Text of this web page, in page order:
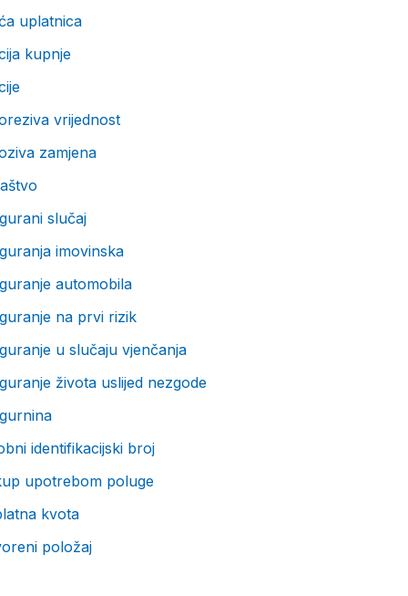
uplatnica
kupnje
vrijednost
zamjena
slučaj
imovinska
automobila
na prvi rizik
u slučaju vjenčanja
života uslijed nezgode
identifikacijski broj
upotrebom poluge
kvota
položaj